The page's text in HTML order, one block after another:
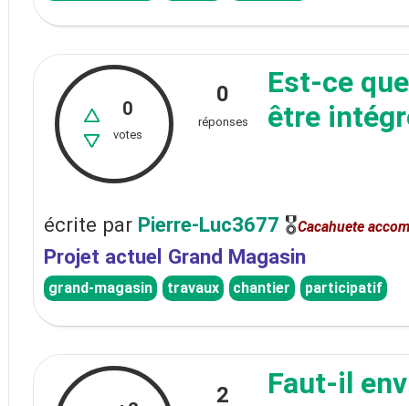
0
votes
0
réponses
Est-ce
être
écrite par Pierre-Luc3677 🎖Cacahuete
Projet actuel Grand Magasin
grand-magasin travaux chantier participatif
2
Faut-il